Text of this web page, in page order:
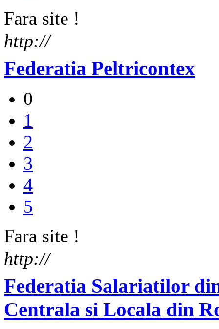
Fara site !
http://
Federatia Peltricontex
0
1
2
3
4
5
Fara site !
http://
Federatia Salariatilor
Centrala si Locala din